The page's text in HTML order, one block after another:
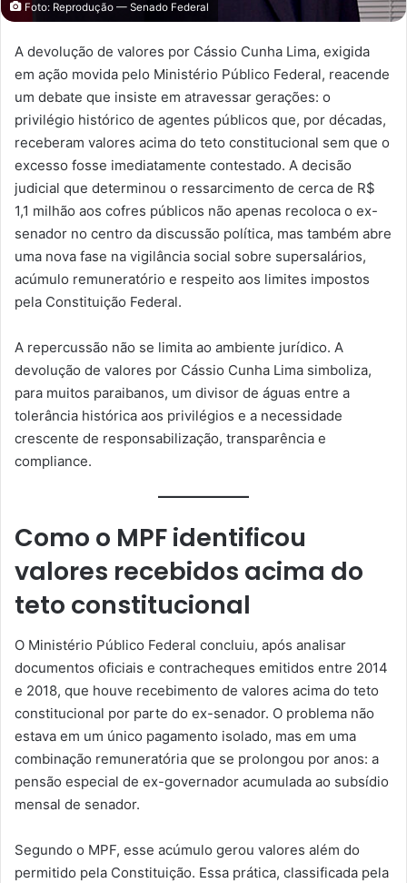
Foto: Reprodução — Senado Federal
A devolução de valores por Cássio Cunha Lima, exigida
em ação movida pelo Ministério Público Federal, reacende
um debate que insiste em atravessar gerações: o
privilégio histórico de agentes públicos que, por décadas,
receberam valores acima do teto constitucional sem que o
excesso fosse imediatamente contestado. A decisão
judicial que determinou o ressarcimento de cerca de R$
1,1 milhão aos cofres públicos não apenas recoloca o ex-
senador no centro da discussão política, mas também abre
uma nova fase na vigilância social sobre supersalários,
acúmulo remuneratório e respeito aos limites impostos
pela Constituição Federal.
A repercussão não se limita ao ambiente jurídico. A
devolução de valores por Cássio Cunha Lima simboliza,
para muitos paraibanos, um divisor de águas entre a
tolerância histórica aos privilégios e a necessidade
crescente de responsabilização, transparência e
compliance.
Como o MPF identificou
valores recebidos acima do
teto constitucional
O Ministério Público Federal concluiu, após analisar
documentos oficiais e contracheques emitidos entre 2014
e 2018, que houve recebimento de valores acima do teto
constitucional por parte do ex-senador. O problema não
estava em um único pagamento isolado, mas em uma
combinação remuneratória que se prolongou por anos: a
pensão especial de ex-governador acumulada ao subsídio
mensal de senador.
Segundo o MPF, esse acúmulo gerou valores além do
permitido pela Constituição. Essa prática, classificada pela